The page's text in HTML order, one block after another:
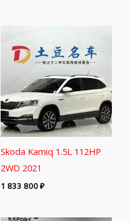
Skoda Kamiq 1.5L 112HP
2WD 2021
1 833 800₽